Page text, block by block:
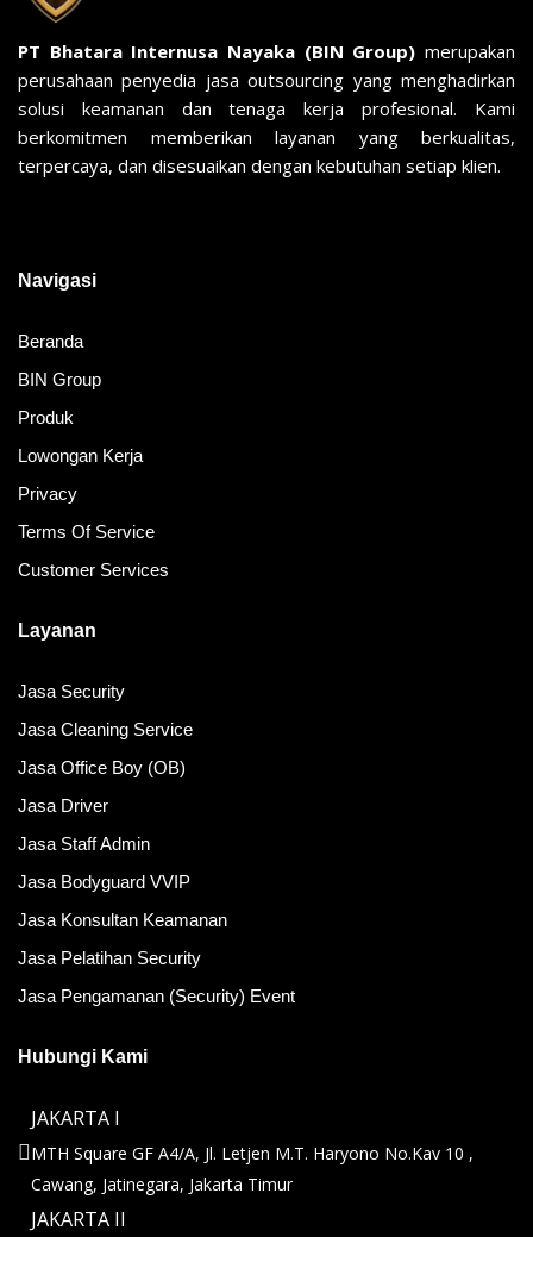
PT Bhatara Internusa Nayaka (BIN Group) merupakan
perusahaan penyedia jasa outsourcing yang menghadirkan
solusi keamanan dan tenaga kerja profesional. Kami
berkomitmen memberikan layanan yang berkualitas,
terpercaya, dan disesuaikan dengan kebutuhan setiap klien.
Navigasi
Beranda
BIN Group
Produk
Lowongan Kerja
Privacy
Terms Of Service
Customer Services
Layanan
Jasa Security
Jasa Cleaning Service
Jasa Office Boy (OB)
Jasa Driver
Jasa Staff Admin
Jasa Bodyguard VVIP
Jasa Konsultan Keamanan
Jasa Pelatihan Security
Jasa Pengamanan (Security) Event
Hubungi Kami
JAKARTA I
MTH Square GF A4/A, Jl. Letjen M.T. Haryono No.Kav 10 ,
Cawang, Jatinegara, Jakarta Timur
JAKARTA II
Graha BIN